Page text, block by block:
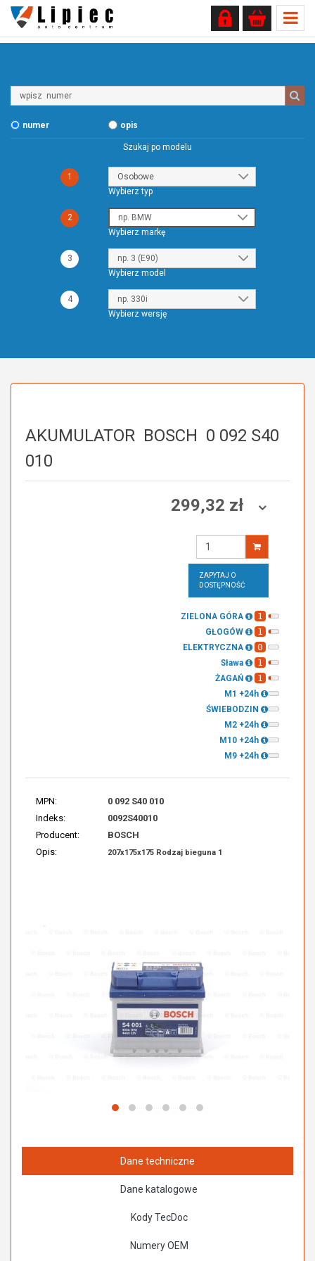
numer
opis
Szukaj po modelu
1
Wybierz typ
2
Wybierz markę
3
Wybierz model
4
Wybierz wersję
AKUMULATOR BOSCH 0 092 S40
010
299,32 zł
ZAPYTAJ O
DOSTĘPNOŚĆ
ZIELONA GÓRA 1
GŁOGÓW 1
ELEKTRYCZNA 0
Sława 1
ŻAGAŃ 1
M1 +24h
ŚWIEBODZIN
M2 +24h
M10 +24h
M9 +24h
MPN:
0 092 S40 010
Indeks:
0092S40010
Producent:
BOSCH
Opis:
207x175x175 Rodzaj bieguna 1
Dane techniczne
Dane katalogowe
Kody TecDoc
Numery OEM